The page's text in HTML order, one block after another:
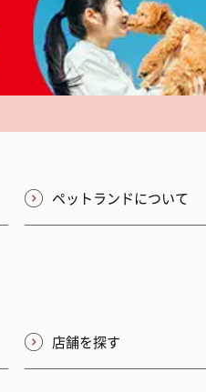
ペットランドについて
店舗を探す